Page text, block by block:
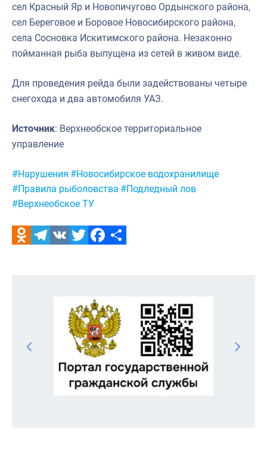
сел Красный Яр и Новопичугово Ордынского района,
сел Береговое и Боровое Новосибирского района,
села Сосновка Искитимского района. Незаконно
пойманная рыба выпущена из сетей в живом виде.
Для проведения рейда были задействованы четыре
снегохода и два автомобиля УАЗ.
Источник: Верхнеобское территориальное
управление
Метки:
#Нарушения #Новосибирское водохранилище
#Правила рыболовства #Подледный лов
#Верхнеобское ТУ